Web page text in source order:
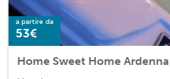
a partire da
53€
Home Sweet Home